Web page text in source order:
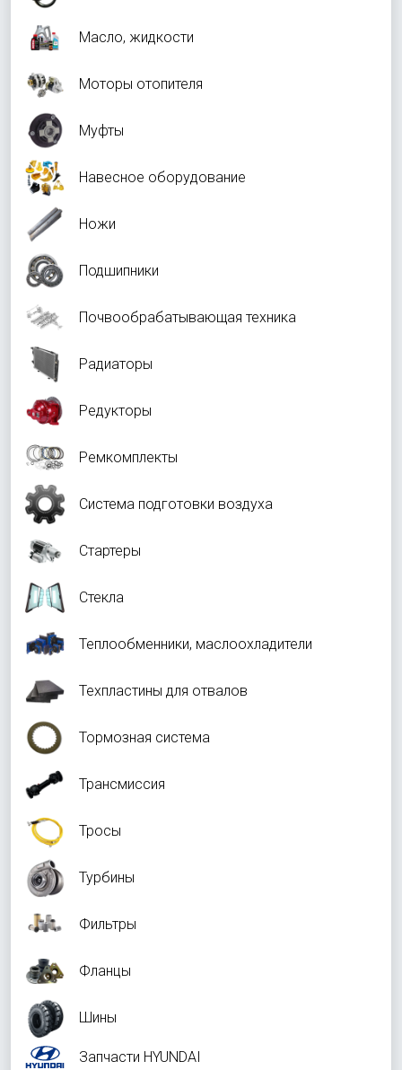
Масло, жидкости
Моторы отопителя
Муфты
Навесное оборудование
Ножи
Подшипники
Почвообрабатывающая техника
Радиаторы
Редукторы
Ремкомплекты
Система подготовки воздуха
Стартеры
Стекла
Теплообменники, маслоохладители
Техпластины для отвалов
Тормозная система
Трансмиссия
Тросы
Турбины
Фильтры
Фланцы
Шины
Запчасти HYUNDAI